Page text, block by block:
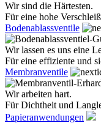
Wir sind die Härtesten.
Für eine hohe
Bodenablassventile
Wir lassen es uns eine
Für eine effiziente und
Membranventile
Wir arbeiten hart.
Für Dichtheit und
Papieranwendungen